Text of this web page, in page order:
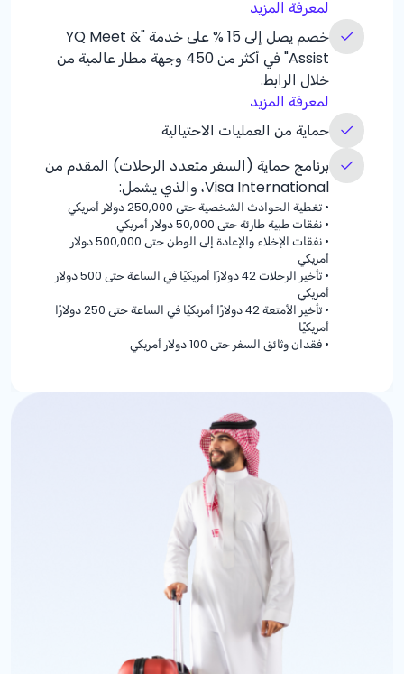
لمعرفة المزيد
خصم يصل إلى % 15
على خدمة "YQ Meet &
Assist" في أكثر من 450 وجهة مطار عالمية من
خلال الرابط.
لمعرفة المزيد
حماية من العمليات الاحتيالية
برنامج حماية (السفر متعدد الرحلات) المقدم من
Visa International، والذي يشمل:
• تغطية الحوادث الشخصية حتى 250,000 دولار أمريكي
• نفقات طبية طارئة حتى 50,000 دولار أمريكي
•
نفقات الإخلاء والإعادة إلى الوطن حتى 500,000 دولار
أمريكي
•
تأخير الرحلات 42 دولارًا أمريكيًا في الساعة حتى 500 دولار
أمريكي
•
تأخير الأمتعة 42 دولارًا أمريكيًا في الساعة حتى 250 دولارًا
أمريكيًا
• فقدان وثائق السفر حتى 100 دولار أمريكي